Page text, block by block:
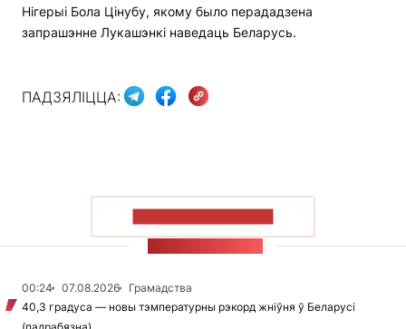
Нігерыі Бола Цінубу, якому было перададзена
запрашэнне Лукашэнкі наведаць Беларусь.
ПАДЗЯЛІЦЦА:
00:24 07.08.2026
Грамадства
40,3 градуса — новы тэмпературны рэкорд жніўня ў Беларусі